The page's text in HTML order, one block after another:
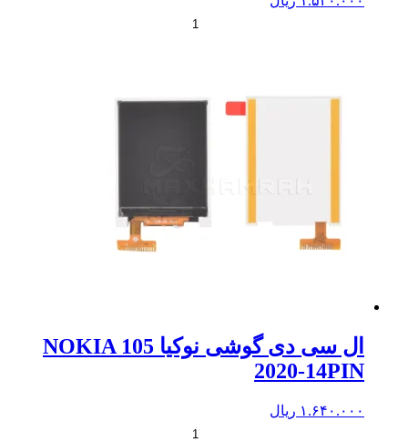
+
ال سی دی گوشی نوکیا NOKIA 105
2020-14PIN
۱.۶۴۰.۰۰۰ ریال
+